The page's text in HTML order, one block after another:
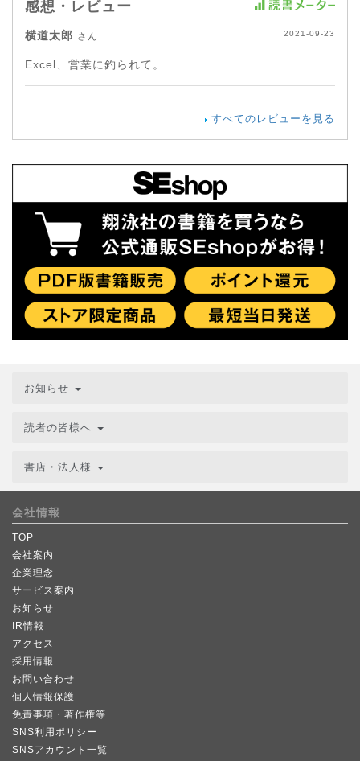
感想・レビュー
横道太郎 さん 2021-09-23
Excel、営業に釣られて。
すべてのレビューを見る
お知らせ
読者の皆様へ
書店・法人様
会社情報
TOP
会社案内
企業理念
サービス案内
お知らせ
IR情報
アクセス
採用情報
お問い合わせ
個人情報保護
免責事項・著作権等
SNS利用ポリシー
SNSアカウント一覧